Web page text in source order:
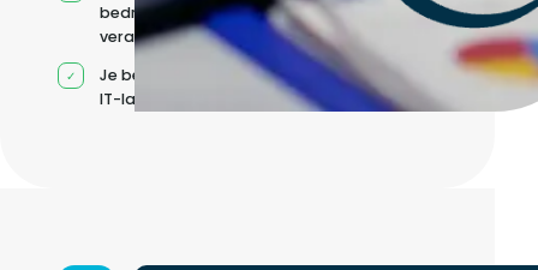
bedrijfs- en IT-
verantwoordelijkheden
Je beheert jouw eigen
IT-landschap